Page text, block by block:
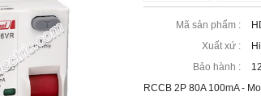
Mã sản phẩm :
Xuất xứ :
Bảo hành :
RCCB 2P 80A 100mA -